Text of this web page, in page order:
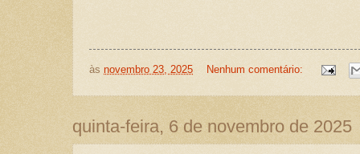
às novembro 23, 2025 Nenhum comentário:
quinta-feira, 6 de novembro de 2025